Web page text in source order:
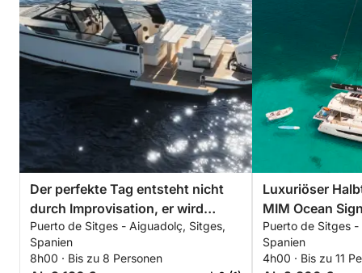
Der perfekte Tag entsteht nicht
durch Improvisation, er wird
geplant.
Puerto de Sitges - Aiguadolç, Sitges,
Spanien
8h00 · Bis zu 8 Personen
Luxuriöser
MIM Ocean
Puerto de Sitges
Spanien
4h00 · Bis zu 11